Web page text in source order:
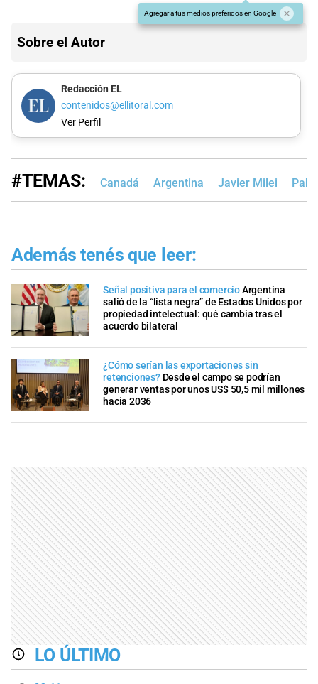
Agregar a tus medios preferidos en Google
Sobre el Autor
Redacción EL
contenidos@ellitoral.com
Ver Perfil
#TEMAS: Canadá Argentina Javier Milei
Además tenés que leer:
Señal positiva para el comercioArgentina
salió de la “lista negra” de Estados Unidos por
propiedad intelectual: qué cambia tras el
acuerdo bilateral
¿Cómo serían las exportaciones sin
retenciones? Desde el campo se podrían
generar ventas por unos US$ 50,5 mil millones
hacia 2036
LO ÚLTIMO